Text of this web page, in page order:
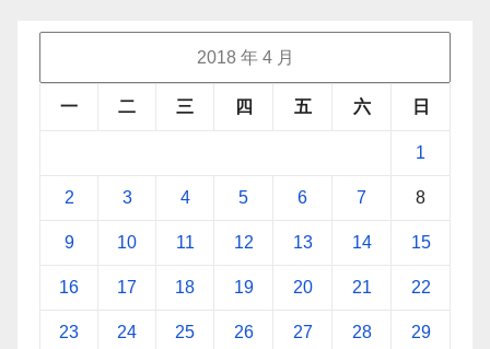
2018 年 4 月
一 二 三 四 五 六 日
1
2 3 4 5 6 7 8
9 10 11 12 13 14 15
16 17 18 19 20 21 22
23 24 25 26 27 28 29